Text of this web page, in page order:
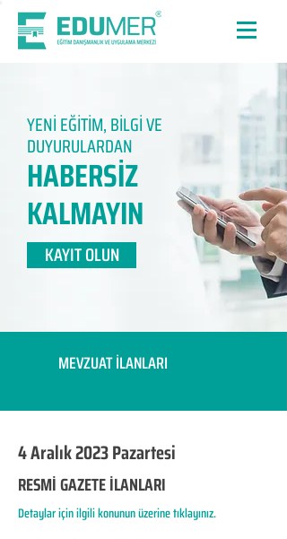
YENİ EĞİTİM, BİLGİ VE
DUYURULARDAN
HABERSİZ
KALMAYIN​
KAYIT OLUN
MEVZUAT İLANLARI
4 Aralık 2023 Pazartesi
RESMİ GAZETE İLANLARI
Detaylar için ilgili konunun üzerine tıklayınız.